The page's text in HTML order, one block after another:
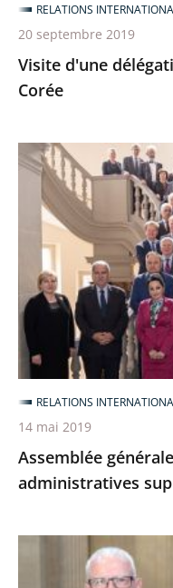
Visite d'une
Corée
RELATIONS
20 septembre 2019
Assemblée
générale
des
juridictions
administratives
suprêmes
de
l'UE
Assemblée
administratives
RELATIONS
14 mai 2019